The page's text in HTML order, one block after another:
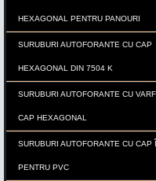
HEXAGONAL PENTRU PANOURI
SURUBURI AUTOFORANTE CU CAP
HEXAGONAL DIN 7504 K
SURUBURI AUTOFORANTE CU
CAP HEXAGONAL
SURUBURI AUTOFORANTE CU CAP
PENTRU PVC